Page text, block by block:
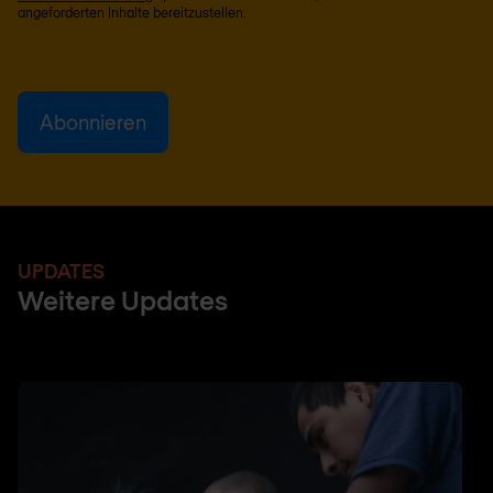
angeforderten Inhalte bereitzustellen.
UPDATES
Weitere Updates